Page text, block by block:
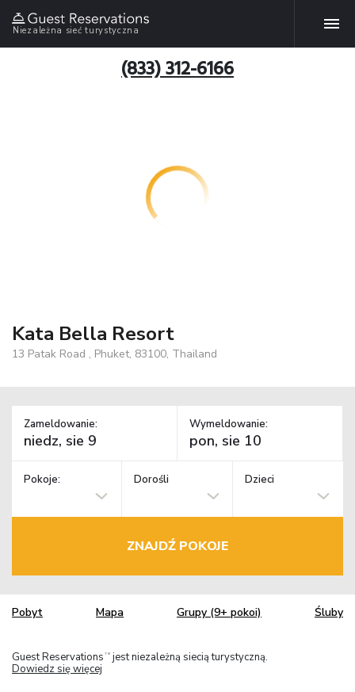
Niezależna sieć turystyczna
(833) 312-6166
Kata Bella Resort
13 Patak Road , Phuket, 83100, Thailand
Zameldowanie: Wymeldowanie:
Pokoje: Dorośli Dzieci
ZNAJDŹ POKOJE
Pobyt Mapa Grupy (9+ pokoi) Śluby
Guest Reservations TM jest niezależną siecią turystyczną.
Dowiedz się więcej